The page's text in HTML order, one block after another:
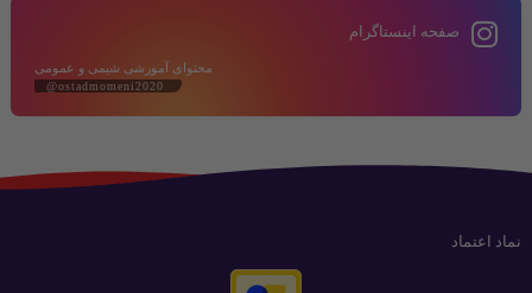
صفحه اینستاگرام
محتوای آموزشی شیمی و عمومی
@ostadmomeni2020
نماد اعتماد